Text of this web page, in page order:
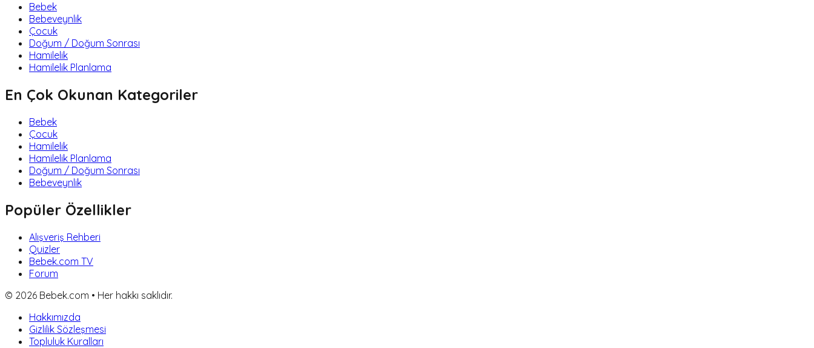
Bebek
Bebeveynlik
Çocuk
Doğum / Doğum Sonrası
Hamilelik
Hamilelik Planlama
En Çok Okunan Kategoriler
Bebek
Çocuk
Hamilelik
Hamilelik Planlama
Doğum / Doğum Sonrası
Bebeveynlik
Popüler Özellikler
Alışveriş Rehberi
Quizler
Bebek.com TV
Forum
© 2026 Bebek.com • Her hakkı saklıdır.
Hakkımızda
Gizlilik Sözleşmesi
Topluluk Kuralları